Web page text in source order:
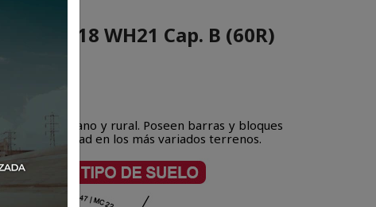
410*18 WH21 Cap. B (60R)
uso urbano y rural. Poseen barras y bloques
y estabilidad en los más variados terrenos.